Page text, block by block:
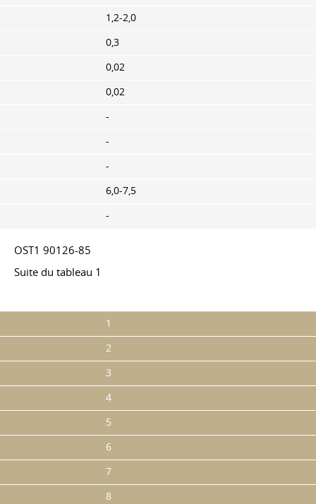
1,2-2,0
0,3
0,02
0,02
-
-
-
6,0-7,5
-
OST1 90126-85
Suite du tableau 1
1
2
3
4
5
6
7
8